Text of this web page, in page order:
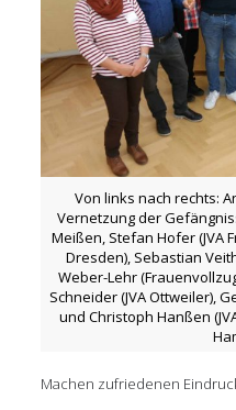
Von links nach rechts:
Vernetzung der
Meißen, Stefan Hofer (JVA
Dresden), Sebastian
Weber-Lehr
Schneider (JVA Ottweiler),
und Christoph Hanßen
Machen zufriedenen